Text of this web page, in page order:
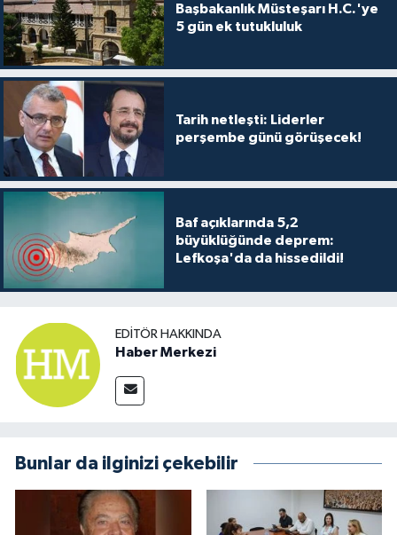
Başbakanlık Müsteşarı H.C.'ye
5 gün ek tutukluluk
Tarih netleşti: Liderler
perşembe günü görüşecek!
Baf açıklarında 5,2
büyüklüğünde deprem:
Lefkoşa'da da hissedildi!
EDITÖR HAKKINDA
Haber Merkezi
Bunlar da ilginizi çekebilir